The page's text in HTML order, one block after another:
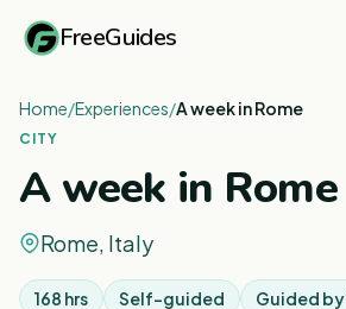
FreeGuides
Home/Experiences/A week in Rome
CITY
A week in Rome
Rome, Italy
168 hrs Self-guided Guided by